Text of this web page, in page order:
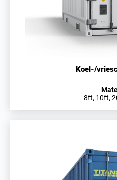
Koel-/
8ft, 10ft,